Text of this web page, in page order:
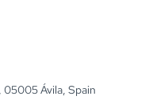
05005 Ávila, Spain